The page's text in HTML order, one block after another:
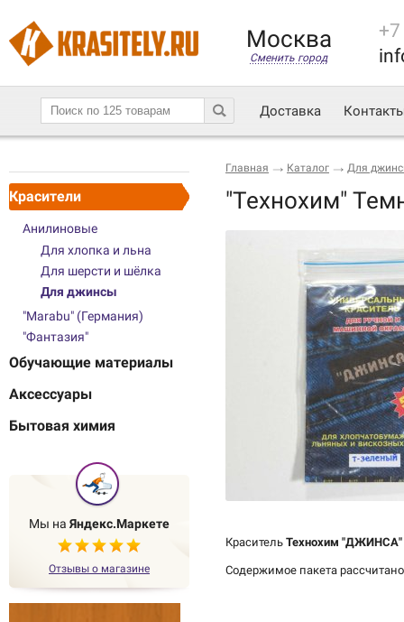
Москва
Сменить город
Доставка
Красители
Анилиновые
Для хлопка и льна
Для шерсти и шёлка
Для джинсы
"Marabu" (Германия)
"Фантазия"
Обучающие материалы
Аксессуары
Бытовая химия
Мы на Яндекс.Маркете
Отзывы о магазине
Главная Каталог Для
"Технохим"
Краситель Технохим "ДЖИНСА"
Содержимое пакета